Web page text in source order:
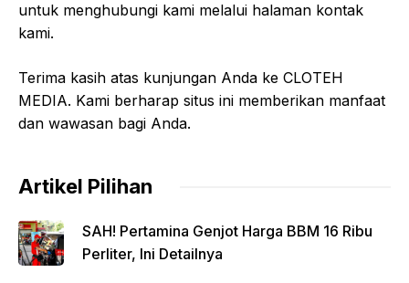
untuk menghubungi kami melalui halaman kontak
kami.
Terima kasih atas kunjungan Anda ke CLOTEH
MEDIA. Kami berharap situs ini memberikan manfaat
dan wawasan bagi Anda.
Artikel Pilihan
SAH! Pertamina Genjot Harga BBM 16 Ribu
Perliter, Ini Detailnya